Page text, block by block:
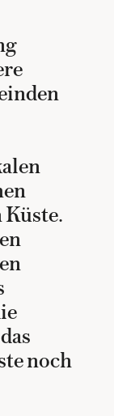
Küste.
noch